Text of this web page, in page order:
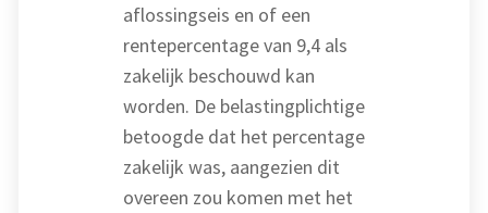
aflossingseis en of een
rentepercentage van 9,4 als
zakelijk beschouwd kan
worden. De belastingplichtige
betoogde dat het percentage
zakelijk was, aangezien dit
overeen zou komen met het